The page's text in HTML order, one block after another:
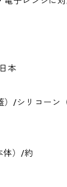
本
）/シリコーン
体）/約